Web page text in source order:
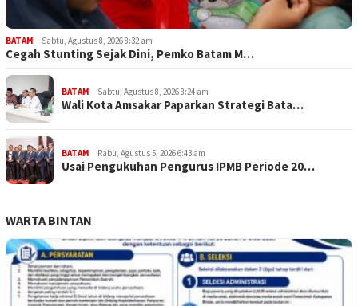
BATAM Sabtu, Agustus 8, 2026 8:32 am
Cegah Stunting Sejak Dini, Pemko Batam M…
BATAM Sabtu, Agustus 8, 2026 8:24 am
Wali Kota Amsakar Paparkan Strategi Bata…
BATAM Rabu, Agustus 5, 2026 6:43 am
Usai Pengukuhan Pengurus IPMB Periode 20…
WARTA BINTAN